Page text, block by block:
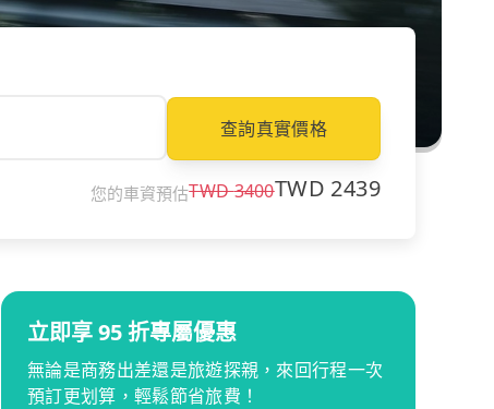
查詢真實價格
您的車資預估TWD3400TWD 2439
立即享 95 折專屬優惠
無論是商務出差還是旅遊探親，來回行程一次
預訂更划算，輕鬆節省旅費！